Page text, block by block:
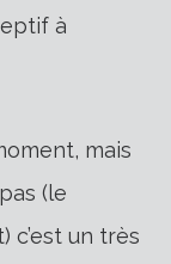
à
mais
(le
c’est un très